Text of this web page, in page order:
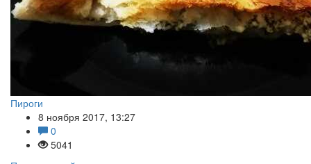
Пироги
8 ноября 2017, 13:27
0
5041